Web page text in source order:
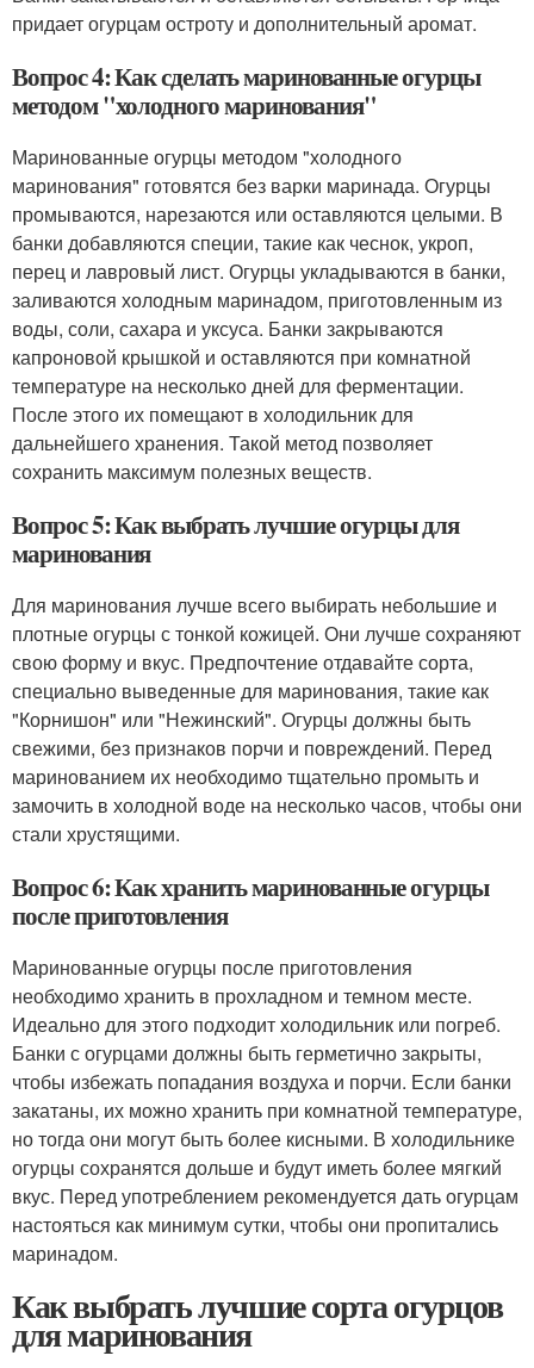
придает огурцам остроту и дополнительный аромат.
Вопрос 4: Как сделать маринованные огурцы
методом "холодного маринования"
Маринованные огурцы методом "холодного
маринования" готовятся без варки маринада. Огурцы
промываются, нарезаются или оставляются целыми. В
банки добавляются специи, такие как чеснок, укроп,
перец и лавровый лист. Огурцы укладываются в банки,
заливаются холодным маринадом, приготовленным из
воды, соли, сахара и уксуса. Банки закрываются
капроновой крышкой и оставляются при комнатной
температуре на несколько дней для ферментации.
После этого их помещают в холодильник для
дальнейшего хранения. Такой метод позволяет
сохранить максимум полезных веществ.
Вопрос 5: Как выбрать лучшие огурцы для
маринования
Для маринования лучше всего выбирать небольшие и
плотные огурцы с тонкой кожицей. Они лучше сохраняют
свою форму и вкус. Предпочтение отдавайте сорта,
специально выведенные для маринования, такие как
"Корнишон" или "Нежинский". Огурцы должны быть
свежими, без признаков порчи и повреждений. Перед
маринованием их необходимо тщательно промыть и
замочить в холодной воде на несколько часов, чтобы они
стали хрустящими.
Вопрос 6: Как хранить маринованные огурцы
после приготовления
Маринованные огурцы после приготовления
необходимо хранить в прохладном и темном месте.
Идеально для этого подходит холодильник или погреб.
Банки с огурцами должны быть герметично закрыты,
чтобы избежать попадания воздуха и порчи. Если банки
закатаны, их можно хранить при комнатной температуре,
но тогда они могут быть более кисными. В холодильнике
огурцы сохранятся дольше и будут иметь более мягкий
вкус. Перед употреблением рекомендуется дать огурцам
настояться как минимум сутки, чтобы они пропитались
маринадом.
Как выбрать лучшие сорта огурцов
для маринования